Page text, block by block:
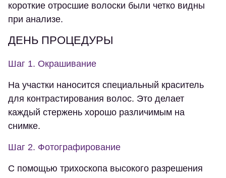
короткие отросшие волоски были четко видны
при анализе.
ДЕНЬ ПРОЦЕДУРЫ
Шаг 1. Окрашивание
На участки наносится специальный краситель
для контрастирования волос. Это делает
каждый стержень хорошо различимым на
снимке.
Шаг 2. Фотографирование
С помощью трихоскопа высокого разрешения